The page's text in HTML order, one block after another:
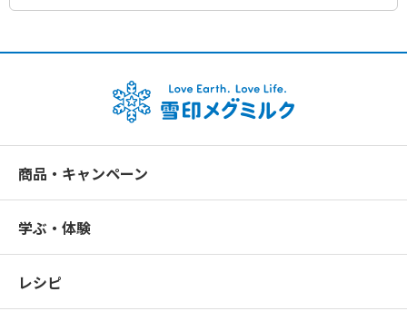
商品・キャンペーン
学ぶ・体験
レシピ